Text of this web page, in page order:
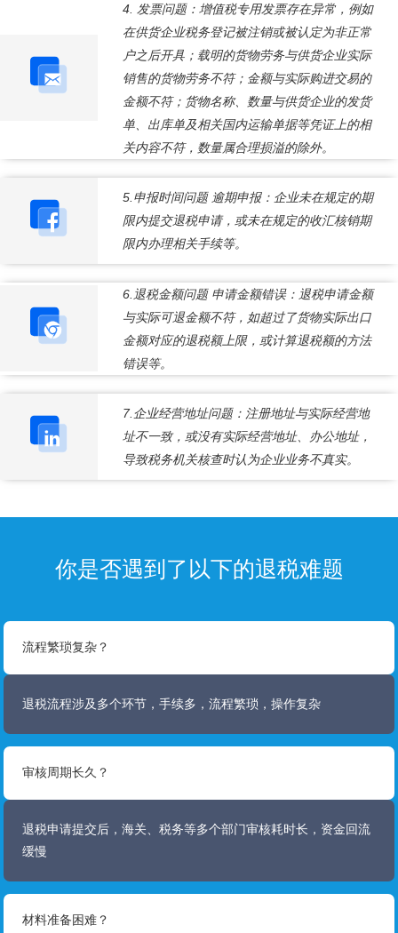
4. 发票问题：增值税专用发票存在异常，例如
在供货企业税务登记被注销或被认定为非正常
户之后开具；载明的货物劳务与供货企业实际
销售的货物劳务不符；金额与实际购进交易的
金额不符；货物名称、数量与供货企业的发货
单、出库单及相关国内运输单据等凭证上的相
关内容不符，数量属合理损溢的除外。
5.申报时间问题 逾期申报：企业未在规定的期
限内提交退税申请，或未在规定的收汇核销期
限内办理相关手续等。
6.退税金额问题 申请金额错误：退税申请金额
与实际可退金额不符，如超过了货物实际出口
金额对应的退税额上限，或计算退税额的方法
错误等。
7.企业经营地址问题：注册地址与实际经营地
址不一致，或没有实际经营地址、办公地址，
导致税务机关核查时认为企业业务不真实。
你是否遇到了以下的退税难题
流程繁琐复杂？
退税流程涉及多个环节，手续多，流程繁琐，操作复杂
审核周期长久？
退税申请提交后，海关、税务等多个部门审核耗时长，资金回流
缓慢
材料准备困难？